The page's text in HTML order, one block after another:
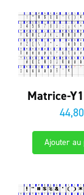
Matrice-
44,80
Ajouter au